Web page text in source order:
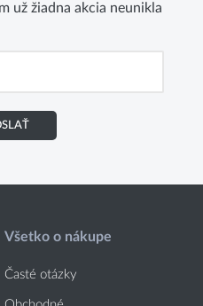
už žiadna akcia neunikla
Všetko o nákupe
Časté otázky